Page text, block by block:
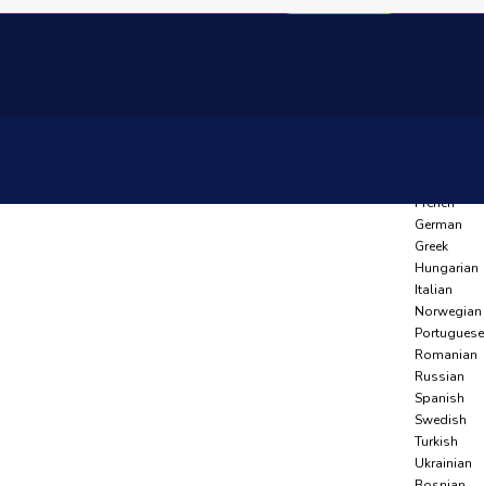
French
German
Greek
Hungarian
Italian
Norwegian
Portuguese
Romanian
Russian
Spanish
Swedish
Turkish
Ukrainian